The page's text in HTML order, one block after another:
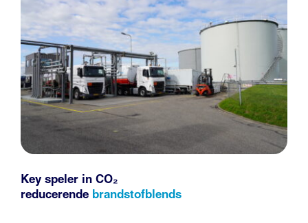
Key speler in CO₂
reducerende brandstofblends